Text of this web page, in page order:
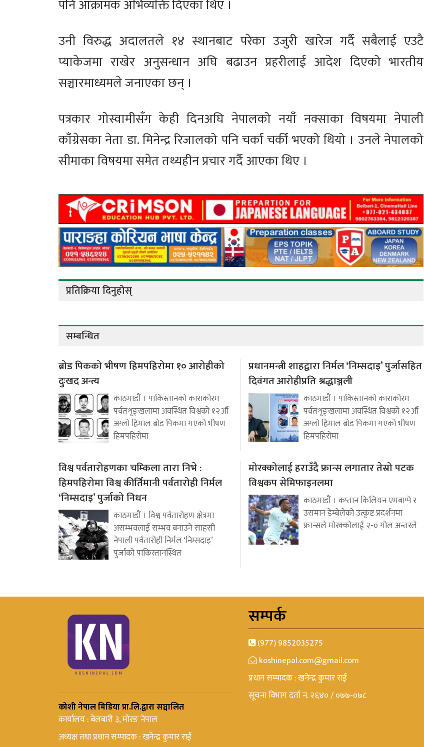
पनि आक्रामक अभिव्यक्ति दिएका थिए ।
उनी विरुद्ध अदालतले १४ स्थानबाट परेका उजुरी खारेज गर्दै सबैलाई एउटै
प्याकेजमा राखेर अनुसन्धान अघि बढाउन प्रहरीलाई आदेश दिएको भारतीय
सञ्चारमाध्यमले जनाएका छन् ।
पत्रकार गोस्वामीसँग केही दिनअघि नेपालको नयाँ नक्साका विषयमा नेपाली
काँग्रेसका नेता डा. मिनेन्द्र रिजालको पनि चर्का चर्की भएको थियो । उनले नेपालको
सीमाका विषयमा समेत तथ्यहीन प्रचार गर्दै आएका थिए ।
प्रतिक्रिया दिनुहोस्
सम्बन्धित
ब्रोड पिकको भीषण हिमपहिरोमा १० आरोहीको
दुःखद अन्त्य
काठमाडौं । पाकिस्तानको काराकोरम
पर्वतशृङ्खलामा अवस्थित विश्वको १२औँ
अग्लो हिमाल ब्रोड पिकमा गएको भीषण
हिमपहिरोमा
प्रधानमन्त्री शाहद्वारा निर्मल ‘निम्सदाइ’ पुर्जासहित
दिवंगत आरोहीप्रति श्रद्धाञ्जली
काठमाडौं । पाकिस्तानको काराकोरम
पर्वतशृङ्खलामा अवस्थित विश्वको १२औँ
अग्लो हिमाल ब्रोड पिकमा गएको भीषण
हिमपहिरोमा
विश्व पर्वतारोहणका चम्किला तारा निभे :
हिमपहिरोमा विश्व कीर्तिमानी पर्वतारोही निर्मल
‘निम्सदाइ’ पुर्जाको निधन
काठमाडौं । विश्व पर्वतारोहण क्षेत्रमा
असम्भवलाई सम्भव बनाउने साहसी
नेपाली पर्वतारोही निर्मल ‘निम्सदाइ’
पुर्जाको पाकिस्तानस्थित
मोरक्कोलाई हराउँदै फ्रान्स लगातार तेस्रो पटक
विश्वकप सेमिफाइनलमा
काठमाडौं । कप्तान किलियन एमबाप्पे र
उसमान डेम्बेलेको उत्कृष्ट प्रदर्शनमा
फ्रान्सले मोरक्कोलाई २-० गोल अन्तरले
कोशी नेपाल मिडिया प्रा.लि.द्वारा सञ्चालित
कार्यालय : बेलबारी ३, मोरङ नेपाल
अध्यक्ष तथा प्रधान सम्पादक : खनेन्द्र कुमार राई
सम्पर्क
(977) 9852035275
koshinepal.com@gmail.com
प्रधान सम्पादक : खनेन्द्र कुमार राई
सूचना विभाग दर्ता न. २६४० / ०७७-०७८